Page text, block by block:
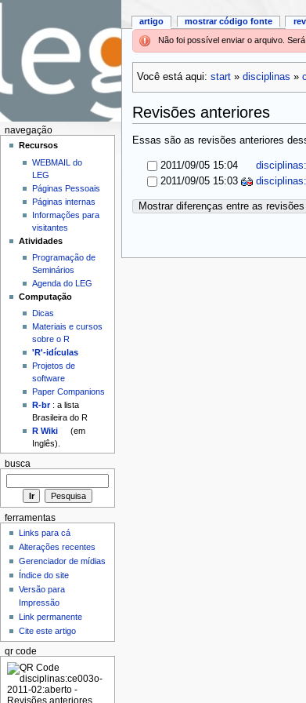
Não foi possível enviar o arquivo.
Você está aqui: start» disciplinas »
Revisões anteriores
Essas são as revisões anteriores
2011/09/05 15:04
2011/09/05 15:03
Mostrar diferenças entre as
artigo mostrar código fonte
navegação
Recursos
WEBMAIL do
LEG
Páginas Pessoais
Páginas internas
Informações para
visitantes
Atividades
Programação de
Seminários
Agenda do LEG
Computação
Dicas
Materiais e cursos
sobre o R
'R'-idículas
Projetos de
software
Paper Companions
R-br: a lista
Brasileira do R
R Wiki
(em
Inglês).
busca
ferramentas
Links para cá
Alterações recentes
Gerenciador de mídias
Índice do site
Versão para
Impressão
Link permanente
Cite este artigo
qr code